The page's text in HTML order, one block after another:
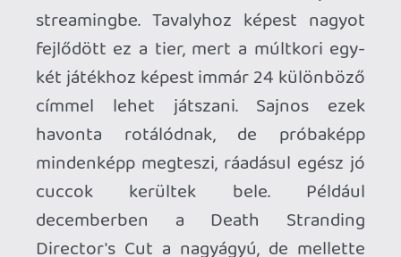
csak az unalomig ismertek vannak
(Resident Evil 2, Control), az indie-ket bár
bírom, azok is unalmasak, a retrók sem
nagy számok. Egyszerűen nincsen
húzócím, főleg az xbox cloud-hoz képest.
Tényleg csak időnként érdemes
böngészni a kínálatot, és ha van valami
jobb cucc, akkor befizetni 9.99-ot egy
végigjátszásra - hacsak nem tudjuk
megvenni más platformra még
olcsóbban a játékot...